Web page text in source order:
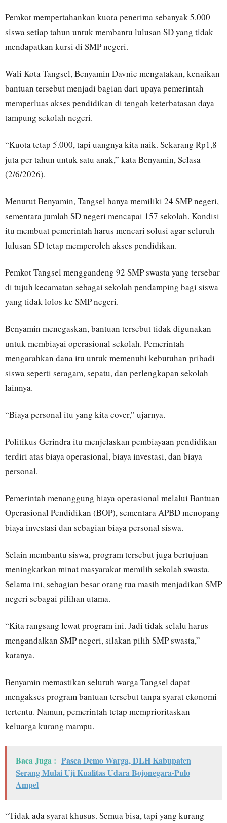
Pemkot mempertahankan kuota penerima sebanyak 5.000
siswa setiap tahun untuk membantu lulusan SD yang tidak
mendapatkan kursi di SMP negeri.
Wali Kota Tangsel, Benyamin Davnie mengatakan, kenaikan
bantuan tersebut menjadi bagian dari upaya pemerintah
memperluas akses pendidikan di tengah keterbatasan daya
tampung sekolah negeri.
“Kuota tetap 5.000, tapi uangnya kita naik. Sekarang Rp1,8
juta per tahun untuk satu anak,” kata Benyamin, Selasa
(2/6/2026).
Menurut Benyamin, Tangsel hanya memiliki 24 SMP negeri,
sementara jumlah SD negeri mencapai 157 sekolah. Kondisi
itu membuat pemerintah harus mencari solusi agar seluruh
lulusan SD tetap memperoleh akses pendidikan.
Pemkot Tangsel menggandeng 92 SMP swasta yang tersebar
di tujuh kecamatan sebagai sekolah pendamping bagi siswa
yang tidak lolos ke SMP negeri.
Benyamin menegaskan, bantuan tersebut tidak digunakan
untuk membiayai operasional sekolah. Pemerintah
mengarahkan dana itu untuk memenuhi kebutuhan pribadi
siswa seperti seragam, sepatu, dan perlengkapan sekolah
lainnya.
“Biaya personal itu yang kita cover,” ujarnya.
Politikus Gerindra itu menjelaskan pembiayaan pendidikan
terdiri atas biaya operasional, biaya investasi, dan biaya
personal.
Pemerintah menanggung biaya operasional melalui Bantuan
Operasional Pendidikan (BOP), sementara APBD menopang
biaya investasi dan sebagian biaya personal siswa.
Selain membantu siswa, program tersebut juga bertujuan
meningkatkan minat masyarakat memilih sekolah swasta.
Selama ini, sebagian besar orang tua masih menjadikan SMP
negeri sebagai pilihan utama.
“Kita rangsang lewat program ini. Jadi tidak selalu harus
mengandalkan SMP negeri, silakan pilih SMP swasta,”
katanya.
Benyamin memastikan seluruh warga Tangsel dapat
mengakses program bantuan tersebut tanpa syarat ekonomi
tertentu. Namun, pemerintah tetap memprioritaskan
keluarga kurang mampu.
Baca Juga : Pasca Demo Warga, DLH Kabupaten
Serang Mulai Uji Kualitas Udara Bojonegara-Pulo
Ampel
“Tidak ada syarat khusus. Semua bisa, tapi yang kurang